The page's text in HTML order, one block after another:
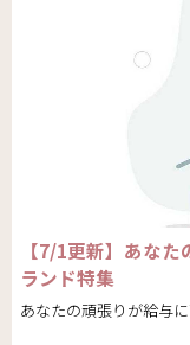
【7/1更新】あな
ランド特集
あなたの頑張りが給与